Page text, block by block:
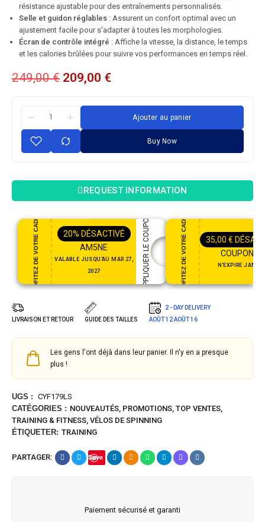
résistance ajustable pour des entraînements personnalisés.
Selle et guidon réglables : Assurent un confort optimal avec un
ajustement facile pour s’adapter à toutes les morphologies.
Écran de contrôle intégré : Affiche la vitesse, la distance, le temps
et les calories brûlées pour suivre vos performances en temps réel.
249,00€ 209,00 €
Ajouter au panier
Buy Now
REQUEST INFORMATION
PROFITEZ DE VOTRE CADEAU 20% DÉSACTIVÉ
AM5NE
VALABLE JUSQU'AU MAR 27,
2027
APPLIQUER LE COUPON PROFITEZ DE VOTRE CADEAU 35,00 €
COUPON35
N'EXPIRE
LIVRAISON ET RETOUR GUIDE DES TAILLES
2 - DAY DELIVERY
AOÛT 12AOÛT 16
Les gens l'ont déjà dans leur panier. Il n'y en a presque
plus !
UGS : CYF179LS
CATÉGORIES : NOUVEAUTÉS PROMOTIONS TOP VENTES
TRAINING & FITNESS VÉLOS DE SPINNING
ÉTIQUETER: TRAINING
PARTAGER: Save
Paiement sécurisé et garanti